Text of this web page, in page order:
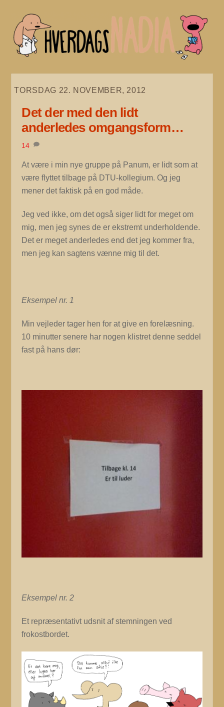
content
TORSDAG 22. NOVEMBER, 2012
Det der med den lidt
anderledes omgangsform…
14
At være i min nye gruppe på Panum, er lidt som at
være flyttet tilbage på DTU-kollegium. Og jeg
mener det faktisk på en god måde.
Jeg ved ikke, om det også siger lidt for meget om
mig, men jeg synes de er ekstremt underholdende.
Det er meget anderledes end det jeg kommer fra,
men jeg kan sagtens vænne mig til det.
Eksempel nr. 1
Min vejleder tager hen for at give en forelæsning.
10 minutter senere har nogen klistret denne seddel
fast på hans dør:
Eksempel nr. 2
Et repræsentativt udsnit af stemningen ved
frokostbordet.